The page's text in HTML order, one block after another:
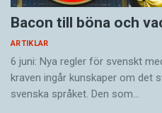
Bacon till böna och
ARTIKLAR
6 juni: Nya regler för svenskt
kraven ingår kunskaper om det
svenska språket. Den som…